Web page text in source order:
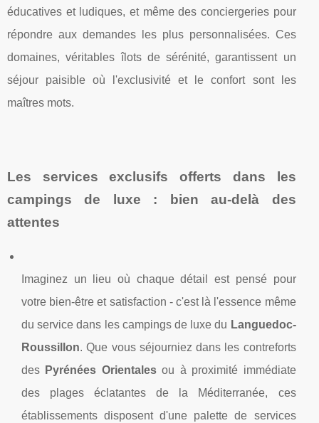
éducatives et ludiques, et même des conciergeries pour
répondre aux demandes les plus personnalisées. Ces
domaines, véritables îlots de sérénité, garantissent un
séjour paisible où l'exclusivité et le confort sont les
maîtres mots.
Les services exclusifs offerts dans les
campings de luxe : bien au-delà des
attentes
Imaginez un lieu où chaque détail est pensé pour
votre bien-être et satisfaction - c'est là l'essence même
du service dans les campings de luxe du Languedoc-
Roussillon. Que vous séjourniez dans les contreforts
des Pyrénées Orientalesou à proximité immédiate
des plages éclatantes de la Méditerranée, ces
établissements disposent d'une palette de services